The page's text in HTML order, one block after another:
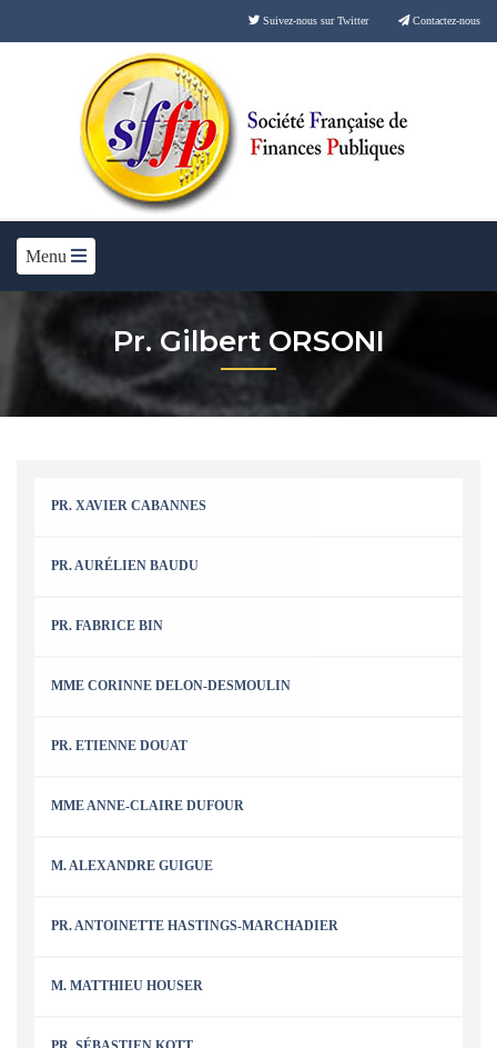
Suivez-nous sur Twitter Contactez-nous
Menu
Pr. Gilbert ORSONI
PR. XAVIER CABANNES
PR. AURÉLIEN BAUDU
PR. FABRICE BIN
MME CORINNE DELON-DESMOULIN
PR. ETIENNE DOUAT
MME ANNE-CLAIRE DUFOUR
M. ALEXANDRE GUIGUE
PR. ANTOINETTE HASTINGS-MARCHADIER
M. MATTHIEU HOUSER